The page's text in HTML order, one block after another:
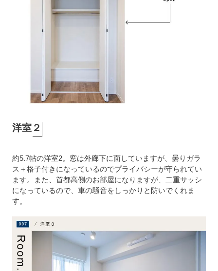
洋室２
約5.7帖の洋室2。窓は外廊下に面していますが、曇りガラ
ス＋格子付きになっているのでプライバシーが守られてい
ます。また、首都高側のお部屋になりますが、二重サッシ
になっているので、車の騒音をしっかりと防いでくれま
す。